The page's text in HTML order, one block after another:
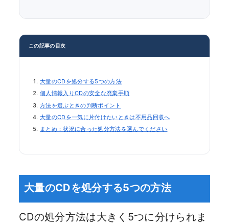
この記事の目次
大量のCDを処分する5つの方法
個人情報入りCDの安全な廃棄手順
方法を選ぶときの判断ポイント
大量のCDを一気に片付けたいときは不用品回収へ
まとめ：状況に合った処分方法を選んでください
大量のCDを処分する5つの方法
CDの処分方法は大きく5つに分けられま